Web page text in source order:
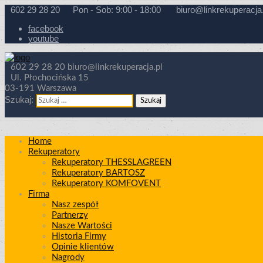
602 29 28 20 Pon - Sob: 9:00 - 18:00
facebook
youtube
602 29 28 20 biuro@linkrekuperacja.pl
Ul. Płochocińska 15
03-191 Warszawa
Szukaj:
Home
Rekuperatory
Rekuperatory THESSLAGREEN
Rekuperatory BARTOSZ
Rekuperatory KOMFOVENT
Firma
Nasz zespół
Partnerzy
Nasze Wartości
Historia Firmy
Opinie klientów
Nagrody